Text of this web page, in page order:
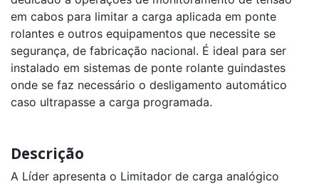
em cabos para limitar a carga aplicada em ponte
rolantes e outros equipamentos que necessite se
segurança, de fabricação nacional. É ideal para ser
instalado em sistemas de ponte rolante guindastes
onde se faz necessário o desligamento automático
caso ultrapasse a carga programada.
Descrição
A Líder apresenta o Limitador de carga analógico